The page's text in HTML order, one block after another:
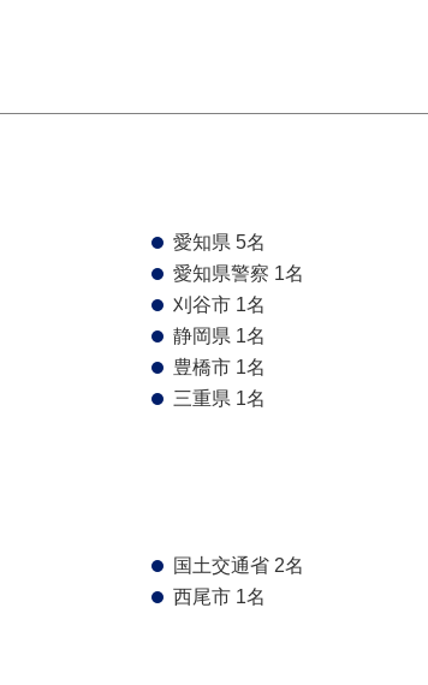
愛知県 5名
愛知県警察 1名
刈谷市 1名
静岡県 1名
豊橋市 1名
三重県 1名
国土交通省 2名
西尾市 1名